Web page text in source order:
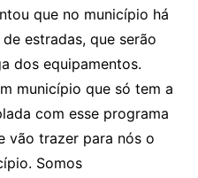
que no município há
estradas, que serão
dos equipamentos.
município que só tem a
com esse programa
vão trazer para nós o
Somos